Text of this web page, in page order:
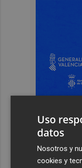
Uso
datos
Nosotros y
cookies y